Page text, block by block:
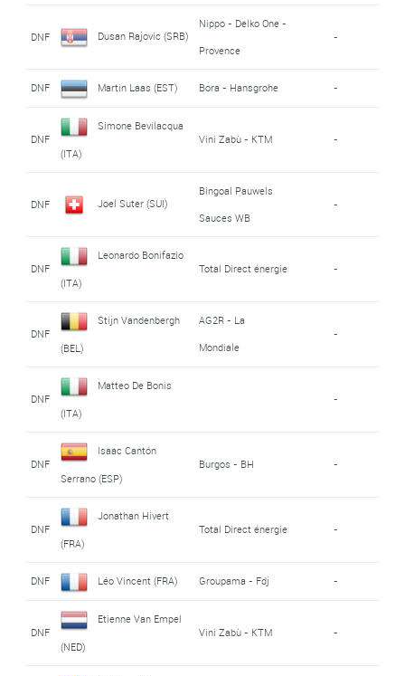
DNF Dusan Rajovic (SRB)
Nippo - Delko One -
Provence
-
DNF Martin Laas (EST) Bora - Hansgrohe -
DNF
Simone Bevilacqua
(ITA)
Vini Zabù - KTM -
DNF Joel Suter (SUI)
Bingoal Pauwels
Sauces WB
-
DNF
Leonardo Bonifazio
(ITA)
Total Direct énergie -
DNF
Stijn Vandenbergh
(BEL)
AG2R - La
Mondiale
-
DNF
Matteo De Bonis
(ITA)
-
DNF
Isaac Cantón
Serrano (ESP)
Burgos - BH -
DNF
Jonathan Hivert
(FRA)
Total Direct énergie -
DNF Léo Vincent (FRA) Groupama - Fdj -
DNF
Etienne Van Empel
(NED)
Vini Zabù - KTM -